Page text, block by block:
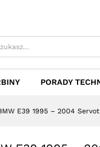
PORADY
E39 1995 – 2004